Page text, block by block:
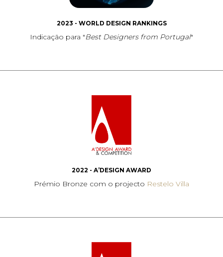
2023 - WORLD DESIGN RANKINGS
Indicação para "Best Designers from Portugal"
2022 - A’DESIGN AWARD
Prémio Bronze com o projecto Restelo Villa